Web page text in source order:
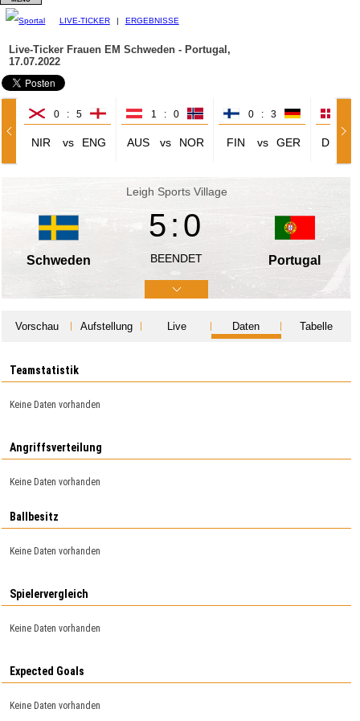
LIVE-TICKER | ERGEBNISSE
Live-Ticker Frauen EM Schweden - Portugal,
17.07.2022
0 : 5
NIR vs ENG
1 : 0
AUS vs NOR
0 : 3
FIN vs GER DEN
Leigh Sports Village
Schweden
5:0
BEENDET Portugal
Vorschau Aufstellung Live Daten Tabelle
Teamstatistik
Keine Daten vorhanden
Angriffsverteilung
Keine Daten vorhanden
Ballbesitz
Keine Daten vorhanden
Spielervergleich
Keine Daten vorhanden
Expected Goals
Keine Daten vorhanden